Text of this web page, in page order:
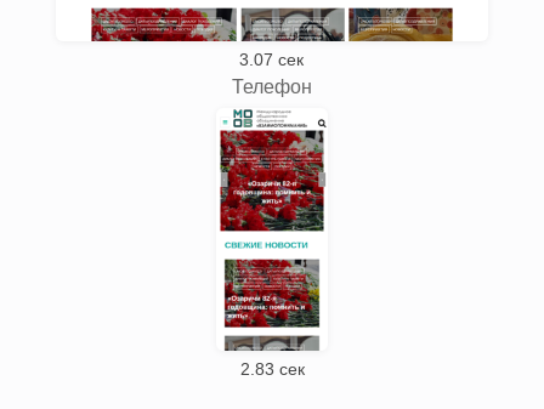
3.07 сек
Телефон
2.83 сек